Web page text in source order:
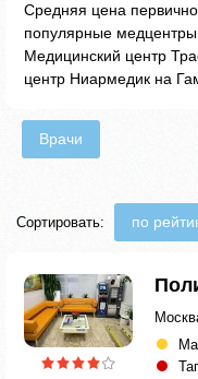
Средняя цена
популярные
Медицинский центр
центр Ниармедик на
Врачи
Сортировать: по